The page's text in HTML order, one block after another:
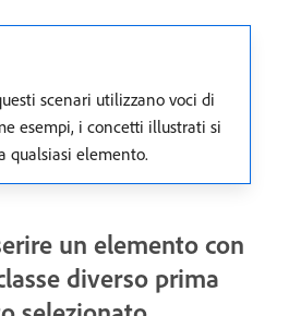
scenari utilizzano voci di
esempi, i concetti illustrati si
qualsiasi elemento.
un elemento con
diverso prima